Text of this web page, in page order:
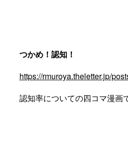
つかめ！認知！
https://rmuroya.theletter.jp/
認知率についての四コマ漫画